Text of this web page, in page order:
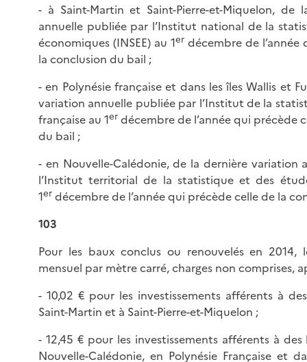
- à Saint-Martin et Saint-Pierre-et-Miquelon, de
annuelle publiée par l’Institut national de la
économiques (INSEE) au 1er décembre de
la conclusion du bail ;
- en Polynésie française et dans les îles Wallis et
variation annuelle publiée par l’Institut de la
française au 1er décembre de l’année qui précède
du bail ;
- en Nouvelle-Calédonie, de la dernière variation
l’Institut territorial de la statistique et des
1er décembre de l’année qui précède celle de la
103
Pour les baux conclus ou renouvelés en
mensuel par mètre carré, charges non comprises,
- 10,02 € pour les investissements afférents à
Saint-Martin et à Saint-Pierre-et-Miquelon ;
- 12,45 € pour les investissements afférents à
Nouvelle-Calédonie, en Polynésie Française et